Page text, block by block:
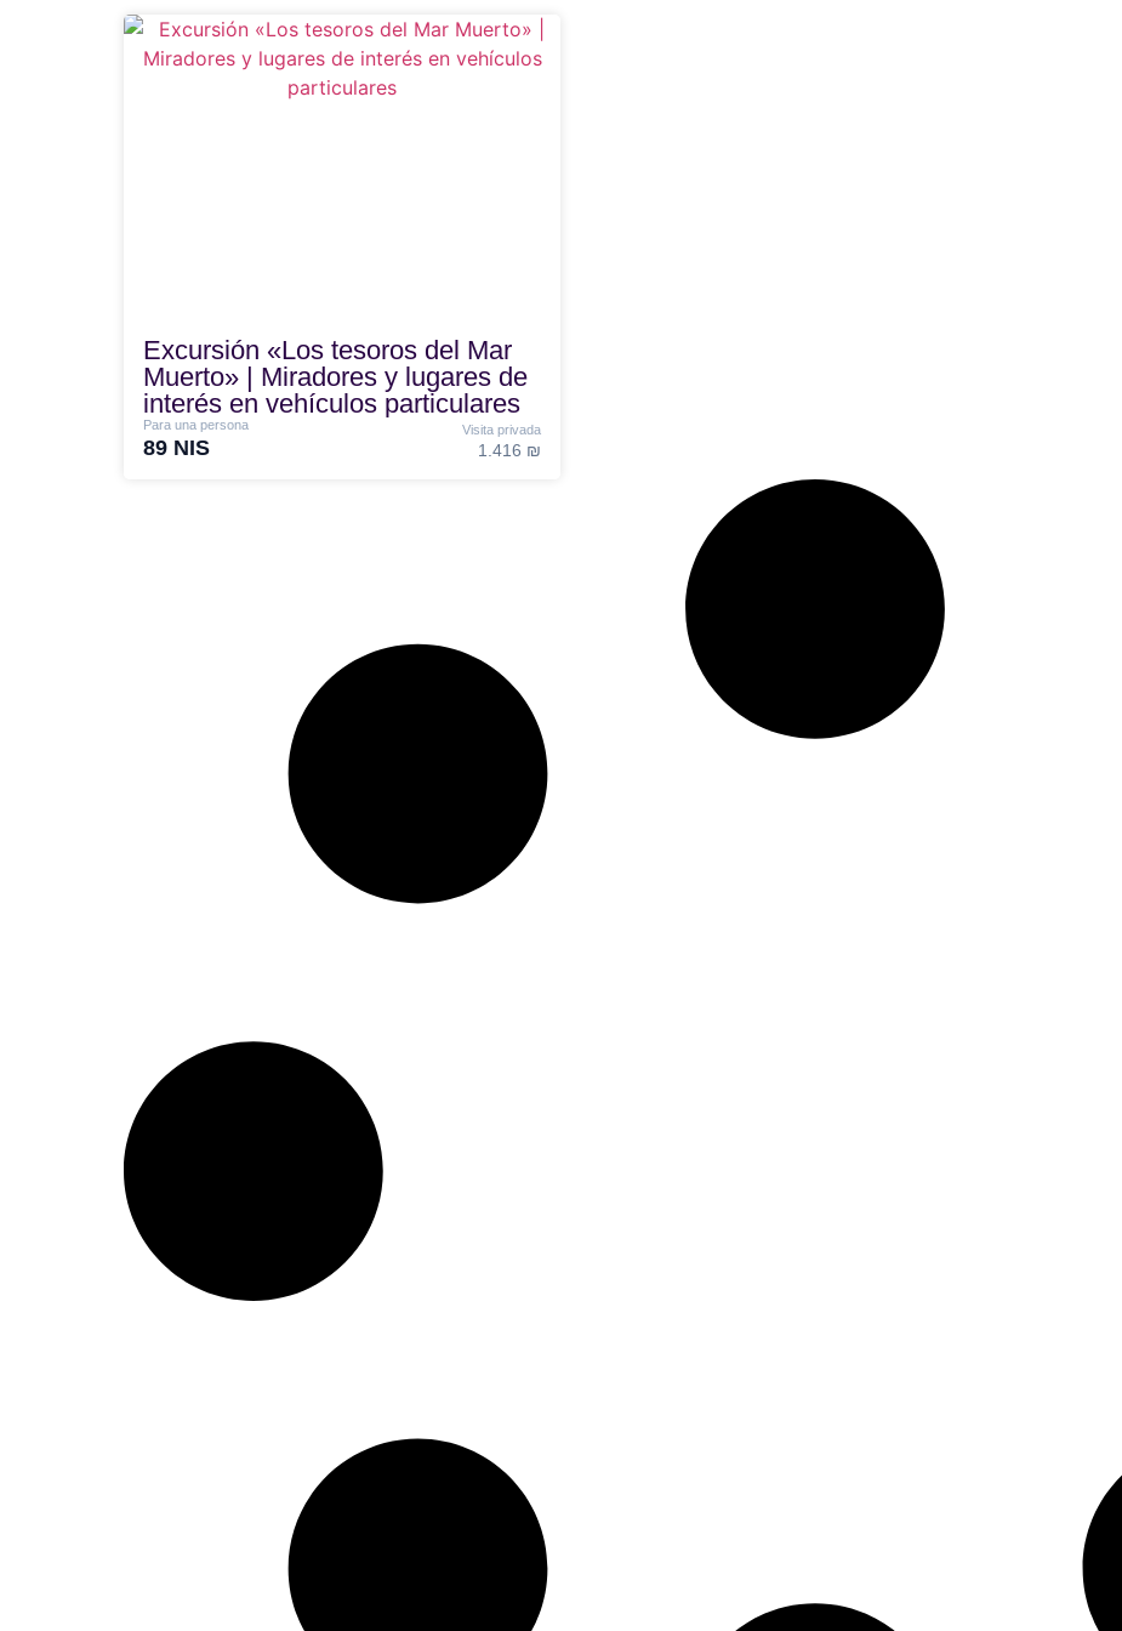
Excursión «Los tesoros del Mar
Muerto» | Miradores y lugares de
interés en vehículos particulares
Para una persona
89 NIS
Visita privada
1.416 ₪